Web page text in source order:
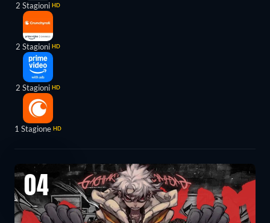
2 Stagioni HD
2 Stagioni HD
2 Stagioni HD
1 Stagione HD
04